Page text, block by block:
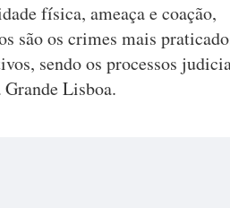
física, ameaça e coação,
são os crimes mais
sendo os processos
Lisboa.